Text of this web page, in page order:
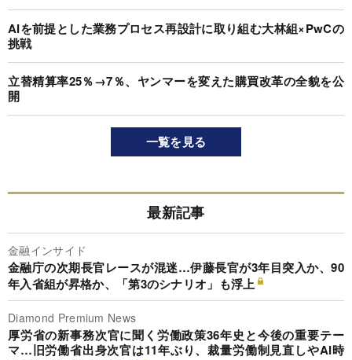
AIを前提とした業務プロセス再設計に取り組む大林組×PwCの
挑戦
立替精算率25％→7％、ヤンマーを変えた購買改革の全貌を公
開
一覧を見る
最新記事
金融インサイド
金融庁の次期長官レースが混迷…伊藤長官が3年目突入か、90
年入省組が昇格か、「第3のシナリオ」も浮上
Diamond Premium News
厚労省の新事務次官に聞く労働政策36年史と今後の重要テー
マ…旧労働省出身次官は11年ぶり、裁量労働制見直しやAI時